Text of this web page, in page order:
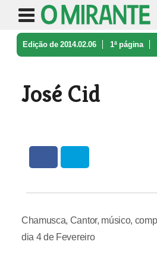
Edição de 2014.02.06 1ª página
José Cid
Chamusca, Cantor, músico,
dia 4 de Fevereiro